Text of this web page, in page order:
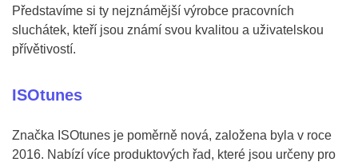
Představíme si ty nejznámější výrobce pracovních
sluchátek, kteří jsou známí svou kvalitou a uživatelskou
přívětivostí.
ISOtunes
Značka ISOtunes je poměrně nová, založena byla v roce
2016. Nabízí více produktových řad, které jsou určeny pro